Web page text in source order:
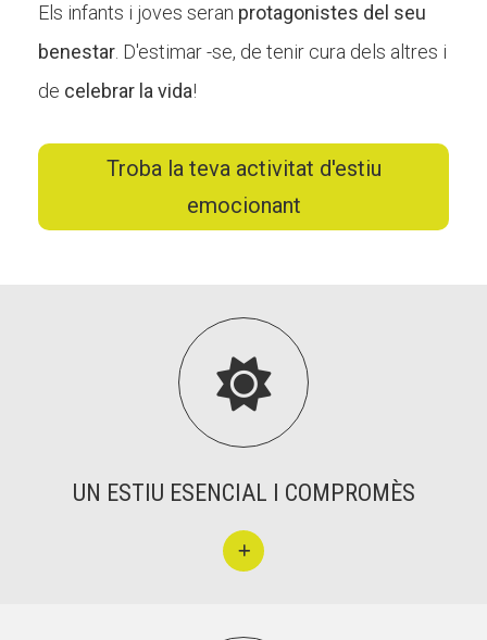
Els infants i joves seran protagonistes del seu
benestar . D'estimar -se, de tenir cura dels altres i
de celebrar la vida!
Troba la teva activitat d'estiu
emocionant
UN ESTIU ESENCIAL I COMPROMÈS